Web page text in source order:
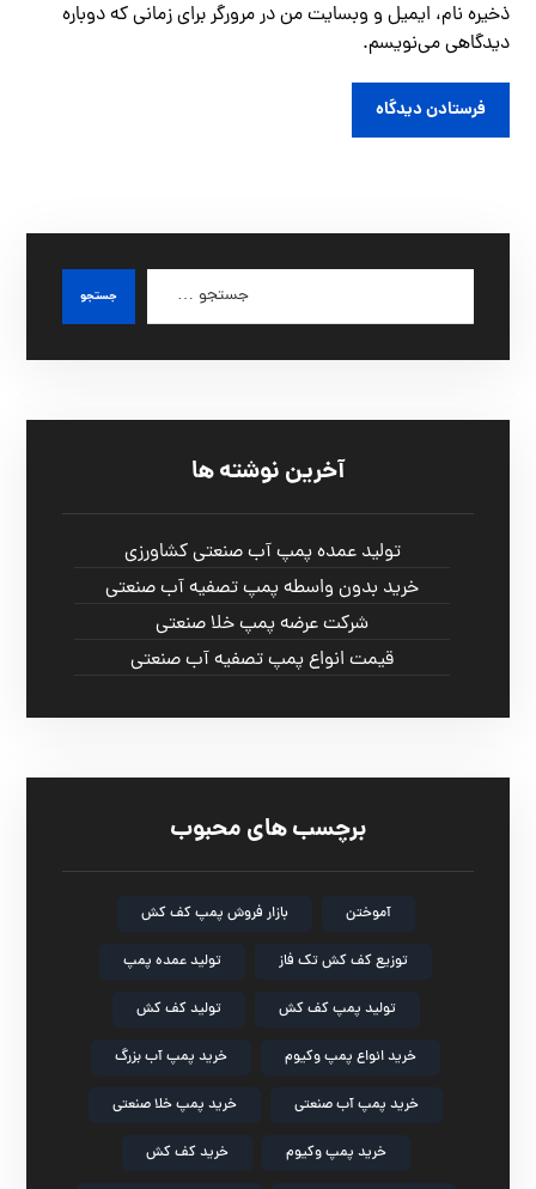
ذخیره نام، ایمیل و وبسایت من در مرورگر برای زمانی که دوباره
دیدگاهی می‌نویسم.
آخرین نوشته ها
تولید عمده پمپ آب صنعتی کشاورزی
خرید بدون واسطه پمپ تصفیه آب صنعتی
شرکت عرضه پمپ خلا صنعتی
قیمت انواع پمپ تصفیه آب صنعتی
برچسب های محبوب
آموختن بازار فروش پمپ کف کش
توزیع کف کش تک فاز تولید عمده پمپ
تولید پمپ کف کش تولید کف کش
خرید انواع پمپ وکیوم خرید پمپ آب بزرگ
خرید پمپ آب صنعتی خرید پمپ خلا صنعتی
خرید پمپ وکیوم خرید کف کش